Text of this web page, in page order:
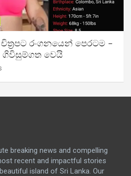
රංගනයෙන් පෙරටම –
ගිවිසුම්ගත වෙයි
breaking news and compelling
recent and impactful stories
island of Sri Lanka. Our